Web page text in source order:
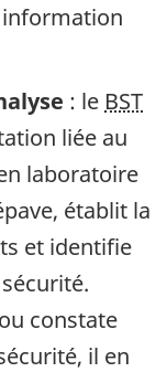
: le BST
liée au
laboratoire
établit la
et identifie
constate
il en